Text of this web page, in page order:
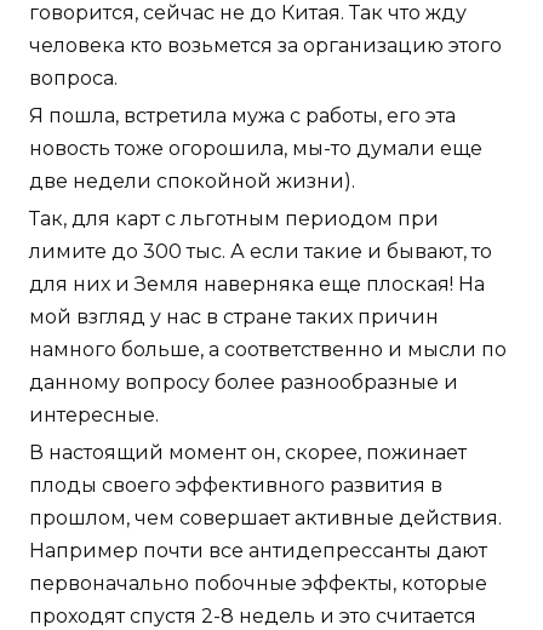
говорится, сейчас не до Китая. Так что жду
человека кто возьмется за организацию этого
вопроса.
Я пошла, встретила мужа с работы, его эта
новость тоже огорошила, мы-то думали еще
две недели спокойной жизни).
Так, для карт с льготным периодом при
лимите до 300 тыс. А если такие и бывают, то
для них и Земля наверняка еще плоская! На
мой взгляд у нас в стране таких причин
намного больше, а соответственно и мысли по
данному вопросу более разнообразные и
интересные.
В настоящий момент он, скорее, пожинает
плоды своего эффективного развития в
прошлом, чем совершает активные действия.
Например почти все антидепрессанты дают
первоначально побочные эффекты, которые
проходят спустя 2-8 недель и это считается